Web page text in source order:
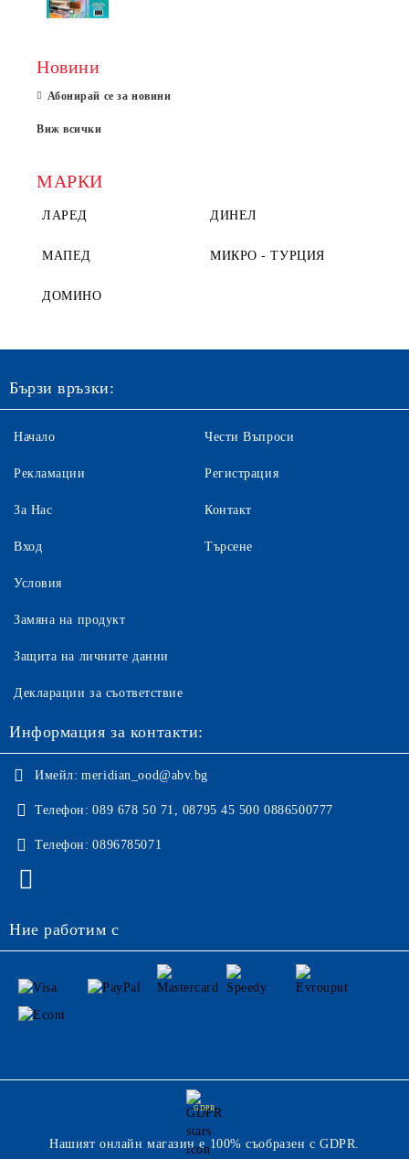
Новини
Абонирай се за новини
Виж всички
МАРКИ
ЛАРЕД ДИНЕЛ
МАПЕД МИКРО - ТУРЦИЯ
ДОМИНО
Бързи връзки:
Начало
Рекламации
За Нас
Вход
Чести Въпроси
Регистрация
Контакт
Търсене
Условия
Замяна на продукт
Защита на личните данни
Декларации за съответствие
Информация за контакти:
Имейл: meridian_ood@abv.bg
Телефон: 089 678 50 71, 08795 45 500 0886500777
Телефон: 0896785071
Ние работим с
GDPR
Нашият онлайн магазин е 100% съобразен с GDPR.